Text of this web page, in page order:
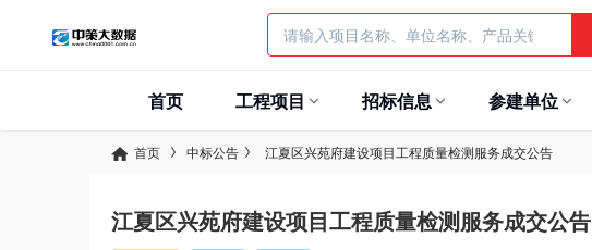
首页 工程项目 招标信息 参建单位
首页 中标公告 江夏区兴苑府建设项目工程质量检测服务成交公告
江夏区兴苑府建设项目工程质量检测服务成交公告